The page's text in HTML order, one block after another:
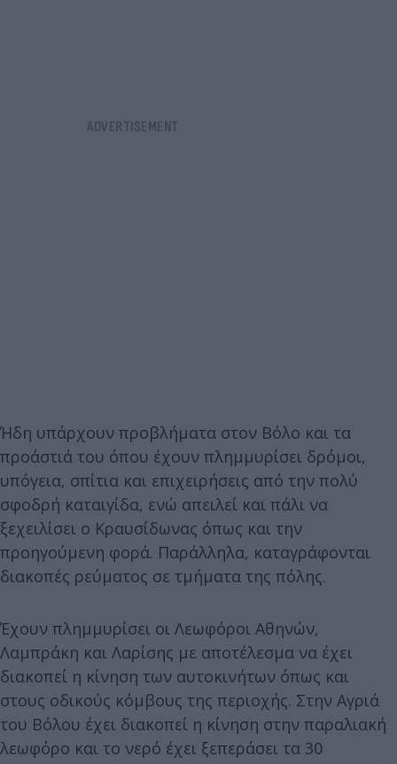
Ήδη υπάρχουν προβλήματα στον Βόλο και τα
προάστιά του όπου έχουν πλημμυρίσει δρόμοι,
υπόγεια, σπίτια και επιχειρήσεις από την πολύ
σφοδρή καταιγίδα, ενώ απειλεί και πάλι να
ξεχειλίσει ο Κραυσίδωνας όπως και την
προηγούμενη φορά. Παράλληλα, καταγράφονται
διακοπές ρεύματος σε τμήματα της πόλης.
Έχουν πλημμυρίσει οι Λεωφόροι Αθηνών,
Λαμπράκη και Λαρίσης με αποτέλεσμα να έχει
διακοπεί η κίνηση των αυτοκινήτων όπως και
στους οδικούς κόμβους της περιοχής. Στην Αγριά
του Βόλου έχει διακοπεί η κίνηση στην παραλιακή
λεωφόρο και το νερό έχει ξεπεράσει τα 30